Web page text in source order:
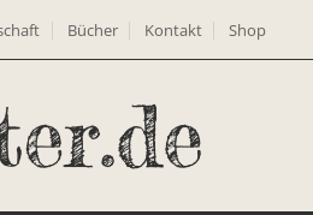
Bücher Kontakt Shop